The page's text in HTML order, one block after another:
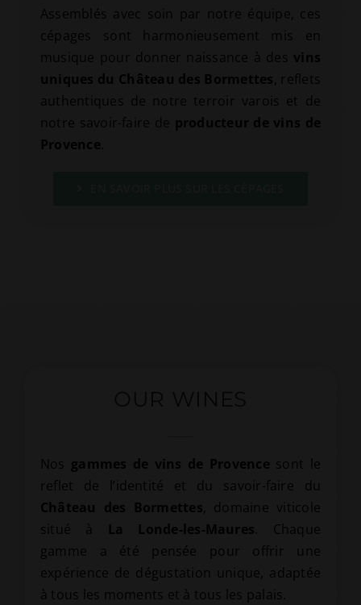
Assemblés avec soin par notre équipe, ces
cépages sont harmonieusement mis en
musique pour donner naissance à des vins
uniques du Château des Bormettes , reflets
authentiques de notre terroir varois et de
notre savoir-faire de producteur de vins de
Provence
Nos gammes de vins de Provence sont le
reflet de l’identité et du savoir-faire du
Château des Bormettes , domaine viticole
situé à
La Londe-les-Maures . Chaque
gamme a été pensée pour offrir une
expérience de dégustation unique, adaptée
à tous les moments et à tous les palais.